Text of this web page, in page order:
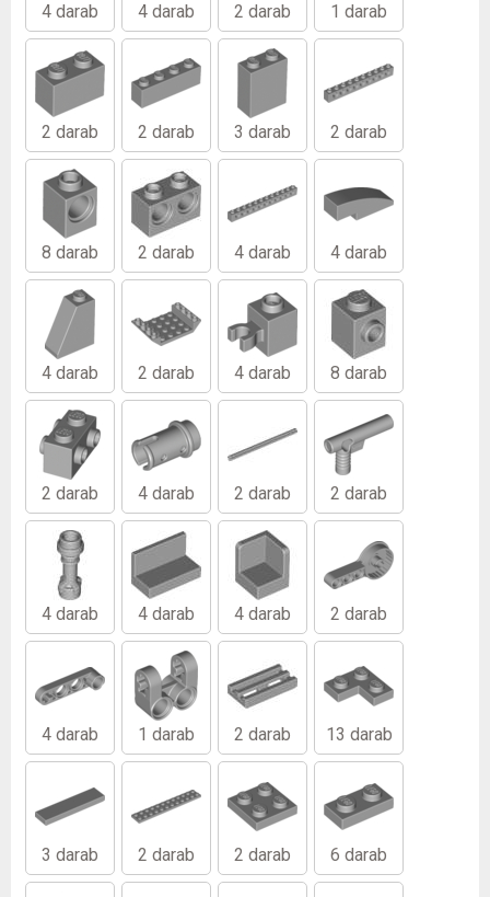
4 darab 4 darab 2 darab 1 darab
2 darab 2 darab 3 darab 2 darab
8 darab 2 darab 4 darab 4 darab
4 darab 2 darab 4 darab 8 darab
2 darab 4 darab 2 darab 2 darab
4 darab 4 darab 4 darab 2 darab
4 darab 1 darab 2 darab 13 darab
3 darab 2 darab 2 darab 6 darab